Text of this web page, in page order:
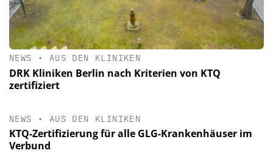
NEWS • AUS DEN KLINIKEN
DRK Kliniken Berlin nach Kriterien von KTQ
zertifiziert
NEWS • AUS DEN KLINIKEN
KTQ-Zertifizierung für alle GLG-Krankenhäuser im
Verbund